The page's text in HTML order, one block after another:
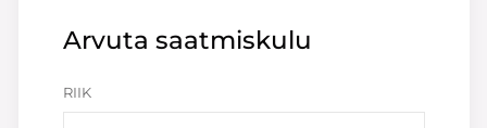
Arvuta saatmiskulu
RIIK